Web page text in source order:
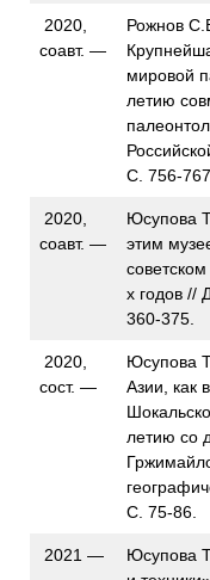
2020,
соавт. —
Рожнов
мировой
летию
С. 756-767.
2020,
соавт. —
Юсупова
этим
х годов //
360-375.
2020,
сост. —
Юсупова
Азии, как
летию со
С. 75-86.
2021 —
Юсупова